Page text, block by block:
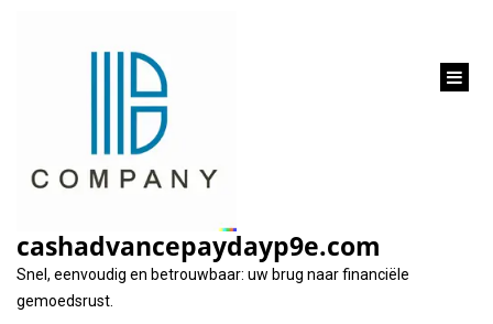
cashadvancepaydayp9e.com
Snel, eenvoudig en betrouwbaar: uw brug naar financiële
gemoedsrust.
Flexibele leningen op
maat bij ING: Ontdek
uw financiële